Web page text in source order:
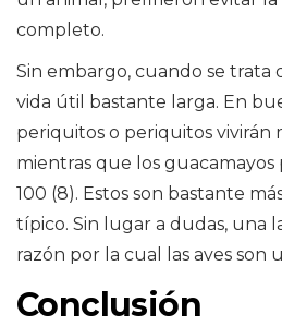
completo.
Sin embargo, cuando se trata
vida útil bastante larga. En
periquitos o periquitos vivirán
mientras que los
100 (8). Estos son bastante
típico. Sin lugar a dudas, una
razón por la cual las aves son
Conclusión